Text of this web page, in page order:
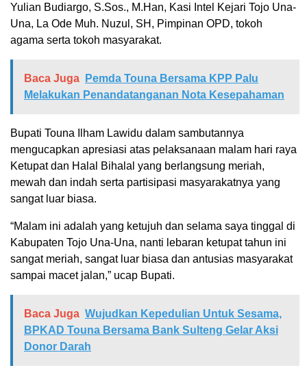
Yulian Budiargo, S.Sos., M.Han, Kasi Intel Kejari Tojo Una-
Una, La Ode Muh. Nuzul, SH, Pimpinan OPD, tokoh
agama serta tokoh masyarakat.
Baca Juga
Pemda Touna Bersama KPP Palu
Melakukan Penandatanganan Nota Kesepahaman
Bupati Touna Ilham Lawidu dalam sambutannya
mengucapkan apresiasi atas pelaksanaan malam hari raya
Ketupat dan Halal Bihalal yang berlangsung meriah,
mewah dan indah serta partisipasi masyarakatnya yang
sangat luar biasa.
“Malam ini adalah yang ketujuh dan selama saya tinggal di
Kabupaten Tojo Una-Una, nanti lebaran ketupat tahun ini
sangat meriah, sangat luar biasa dan antusias masyarakat
sampai macet jalan,” ucap Bupati.
Baca Juga Wujudkan Kepedulian Untuk Sesama,
BPKAD Touna Bersama Bank Sulteng Gelar Aksi
Donor Darah